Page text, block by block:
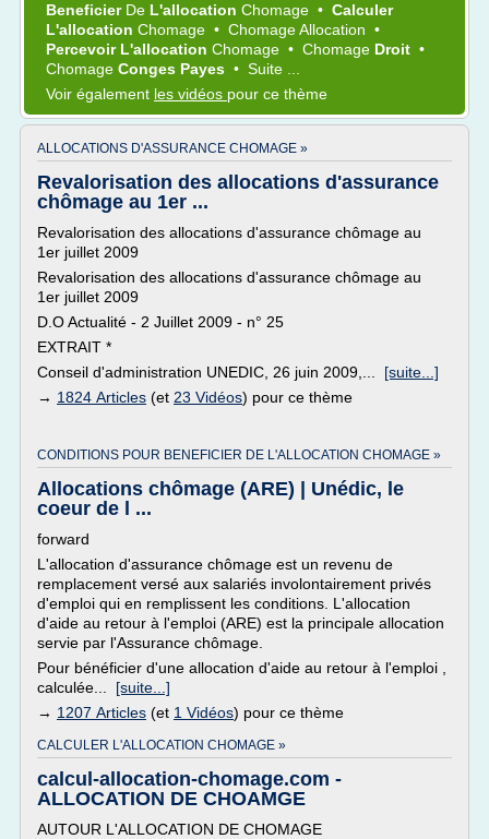
Beneficier De L'allocation Chomage • Calculer
L'allocation Chomage • Chomage Allocation •
Percevoir L'allocation Chomage • Chomage Droit •
Chomage Conges Payes • Suite ...
Voir également les vidéos pour ce thème
ALLOCATIONS D'ASSURANCE CHOMAGE »
Revalorisation des allocations d'assurance
chômage au 1er ...
Revalorisation des allocations d'assurance chômage au
1er juillet 2009
Revalorisation des allocations d'assurance chômage au
1er juillet 2009
D.O Actualité - 2 Juillet 2009 - n° 25
EXTRAIT *
Conseil d'administration UNEDIC, 26 juin 2009,... [suite...]
→ 1824 Articles (et 23 Vidéos) pour ce thème
CONDITIONS POUR BENEFICIER DE L'ALLOCATION CHOMAGE »
Allocations chômage (ARE) | Unédic, le
coeur de l ...
forward
L'allocation d'assurance chômage est un revenu de
remplacement versé aux salariés involontairement privés
d'emploi qui en remplissent les conditions. L'allocation
d'aide au retour à l'emploi (ARE) est la principale allocation
servie par l'Assurance chômage.
Pour bénéficier d'une allocation d'aide au retour à l'emploi ,
calculée... [suite...]
→ 1207 Articles (et 1 Vidéos) pour ce thème
CALCULER L'ALLOCATION CHOMAGE »
calcul-allocation-chomage.com -
ALLOCATION DE CHOAMGE
AUTOUR L'ALLOCATION DE CHOMAGE